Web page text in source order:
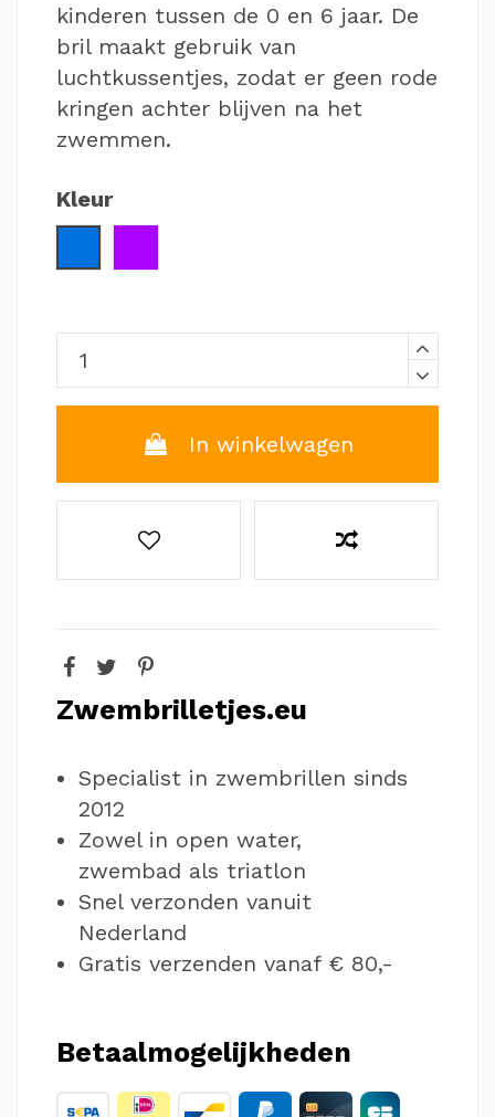
kinderen tussen de 0 en 6 jaar. De
bril maakt gebruik van
luchtkussentjes, zodat er geen rode
kringen achter blijven na het
zwemmen.
Kleur
In winkelwagen
Zwembrilletjes.eu
Specialist in zwembrillen sinds
2012
Zowel in open water,
zwembad als triatlon
Snel verzonden vanuit
Nederland
Gratis verzenden vanaf € 80,-
Betaalmogelijkheden